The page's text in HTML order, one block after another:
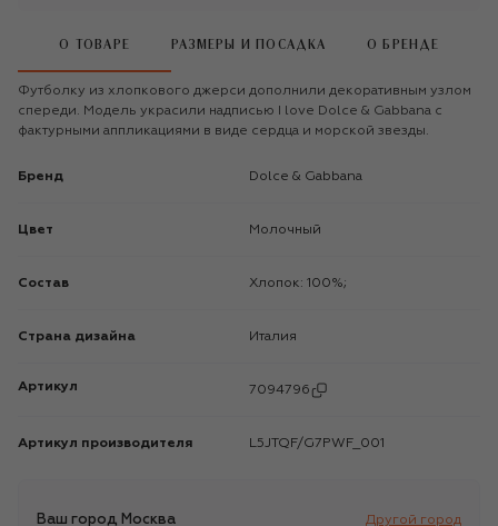
О ТОВАРЕ РАЗМЕРЫ И ПОСАДКА О БРЕНДЕ
Футболку из хлопкового джерси дополнили декоративным узлом
спереди. Модель украсили надписью I love Dolce & Gabbana с
фактурными аппликациями в виде сердца и морской звезды.
Бренд Dolce & Gabbana
Цвет Молочный
Состав Хлопок: 100%;
Страна дизайна Италия
Артикул 7094796
Артикул производителя L5JTQF/G7PWF_001
Ваш город Москва Другой город